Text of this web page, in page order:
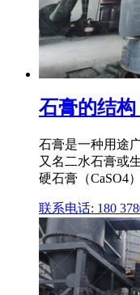
石膏的结构
石膏是一种用途
又名二水石膏或
硬石膏（CaSO4
联系电话: 180